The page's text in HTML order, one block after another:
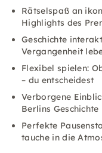
Rätselspaß an
Highlights des
Geschichte
Vergangenheit
Flexibel spielen:
– du entscheidest
Verborgene
Berlins
Perfekte
tauche in die